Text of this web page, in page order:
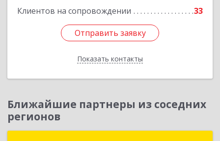
Клиентов на сопровождении 33
Отправить заявку
Показать контакты
Подробнее
Отправить заявку
Назад
Ближайшие партнеры из соседних
регионов